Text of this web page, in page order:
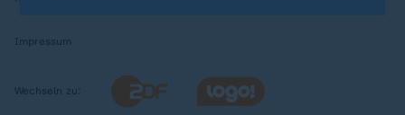
Impressum
Wechseln zu: